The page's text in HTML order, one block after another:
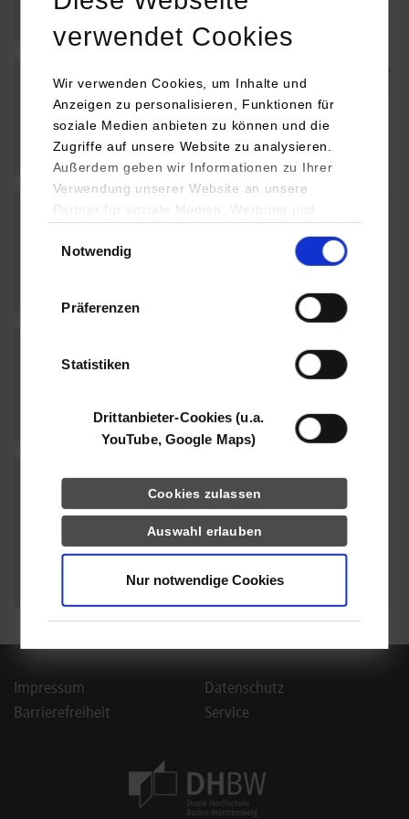
verwendet Cookies
Wir verwenden Cookies, um Inhalte und
Anzeigen zu personalisieren, Funktionen für
soziale Medien anbieten zu können und die
Zugriffe auf unsere Website zu analysieren.
Außerdem geben wir Informationen zu Ihrer
Verwendung unserer Website an unsere
Partner für soziale Medien, Werbung und
YouTube, Google Maps) führen diese
Daten zusammen, die Sie ihnen bereitgestellt
haben oder die sie im Rahmen Ihrer Nutzung
Notwendig
Präferenzen
Statistiken
Drittanbieter-Cookies (u.a.
YouTube, Google Maps)
Cookies zulassen
Auswahl erlauben
Nur notwendige Cookies
Footer Meta Navigation
Impressum
Datenschutz
Barrierefreiheit
Service